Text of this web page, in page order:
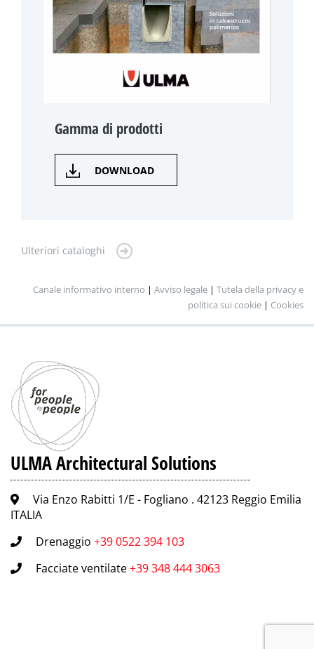
Gamma di prodotti
DOWNLOAD
Ulteriori cataloghi
Canale informativo interno | Avviso legale | Tutela della privacy e
politica sui cookie | Cookies
ULMA Architectural Solutions
Via Enzo Rabitti 1/E - Fogliano . 42123 Reggio Emilia
ITALIA
Drenaggio +39 0522 394 103
Facciate ventilate+39 348 444 3063